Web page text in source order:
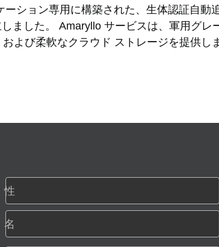
ション専用に構築された、生体認証自動
ました。 Amaryllo サービスは、軍用グレ
よび柔軟なクラウド ストレージを提供し
性
名